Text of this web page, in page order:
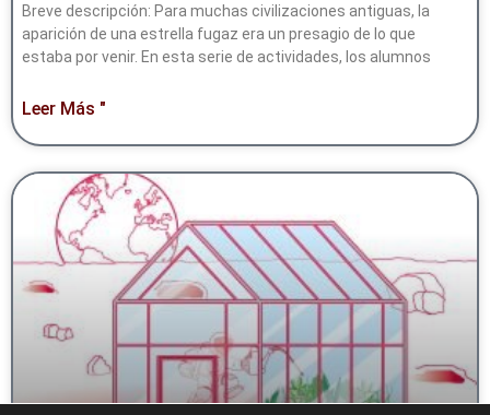
Breve descripción: Para muchas civilizaciones antiguas, la
aparición de una estrella fugaz era un presagio de lo que
estaba por venir. En esta serie de actividades, los alumnos
Leer Más "